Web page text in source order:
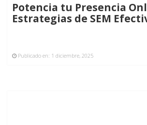
Potencia tu Presencia
Estrategias de SEM
Publicado en: 1 diciembre, 2025